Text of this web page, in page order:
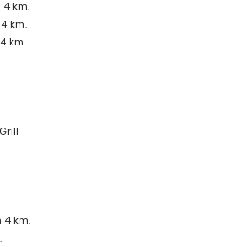
(auf Anfrage)
für Ihren Urlaub in
vom Haus)
Senillar) (innerhalb von 5 Kilometern
in Benissa, Costa Blanca
Nuestra Señora de los
Ruine (Moraira), Denkmal (Moraira),
(Moraira) und historischer Ort (Moraira)
von der Unterkunft)
km.
km.
km.
4 km.